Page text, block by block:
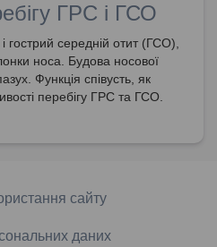
ГРС і ГСО
гострий середній отит (ГСО),
носа. Будова носової
Функція співусть, як
перебігу ГРС та ГСО.
сайту
даних